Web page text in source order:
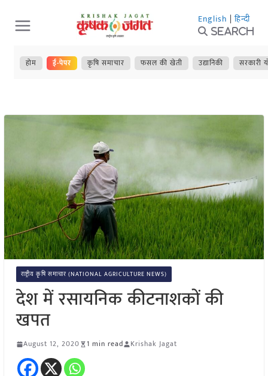
Skip
to
content
English | हिन्दी
Search
होम ई-पेपर कृषि समाचार फसल की खेती उद्यानिकी सरकारी
राष्ट्रीय कृषि समाचार (NATIONAL AGRICULTURE NEWS)
देश में रसायनिक कीटनाशकों की
खपत
August 12, 2020 1 min read Krishak Jagat